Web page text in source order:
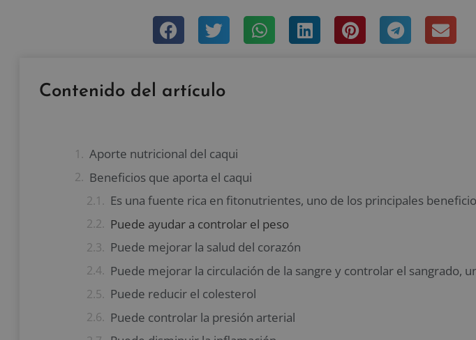
Contenido del artículo
Aporte nutricional del caqui
Beneficios que aporta el caqui
Puede ayudar a controlar el peso
Puede mejorar la salud del corazón
Puede reducir el colesterol
Puede controlar la presión arterial